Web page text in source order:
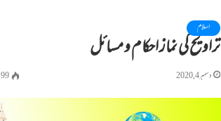
اسلام
تراویح کی نماز احکام و مسائل
دسمبر 4, 2020 99